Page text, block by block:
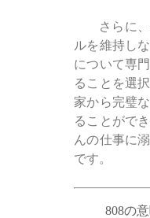
さらに
ルを維持し
について専
ることを選
家から完璧
ることがで
んの仕事に
です。
808の